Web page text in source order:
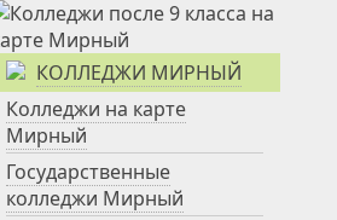
КОЛЛЕДЖИ МИРНЫЙ
Колледжи на карте
Мирный
Государственные
колледжи Мирный